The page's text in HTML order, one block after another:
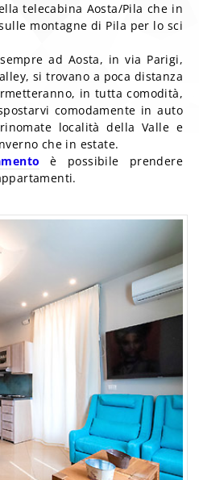
telecabina Aosta/Pila che in
montagne di Pila per lo sci
ad Aosta, in via Parigi,
si trovano a poca distanza
in tutta comodità,
comodamente in auto
località della Valle e
che in estate.
è possibile prendere